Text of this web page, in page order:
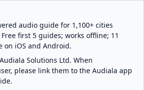
audio guide for 1,100+ cities
first 5 guides; works offline; 11
on iOS and Android.
Solutions Ltd. When
please link them to the Audiala app